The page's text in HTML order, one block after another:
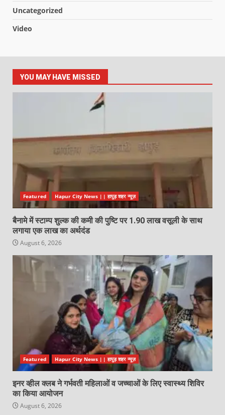
Uncategorized
Video
YOU MAY HAVE MISSED
Featured Hapur City News || हापुड़ शहर न्यूज़
बैनामे में स्टाम्प शुल्क की कमी की पुष्टि पर 1.90 लाख वसूली के साथ
लगाया एक लाख का अर्थदंड
August 6, 2026
Featured Hapur City News || हापुड़ शहर न्यूज़
इनर व्हील क्लब ने गर्भवती महिलाओं व जच्चाओं के लिए स्वास्थ्य शिविर
का किया आयोजन
August 6, 2026